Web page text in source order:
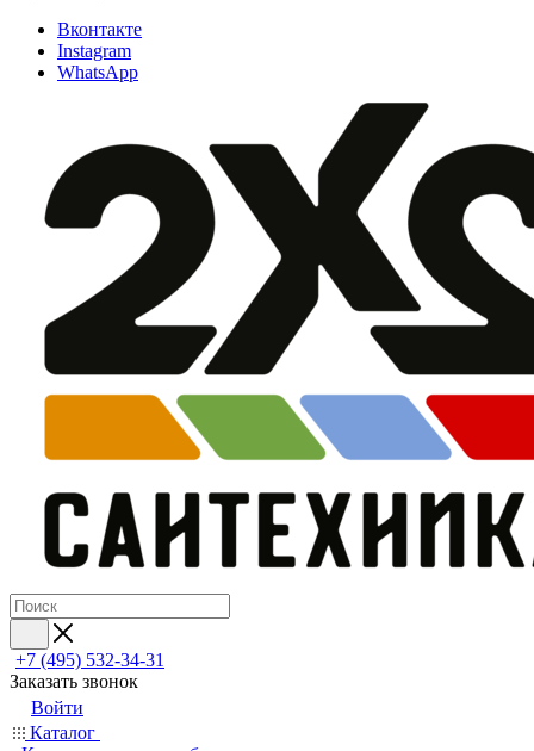
Вконтакте
Instagram
WhatsApp
+7 (495) 532‑34‑31
Заказать звонок
Войти
Каталог